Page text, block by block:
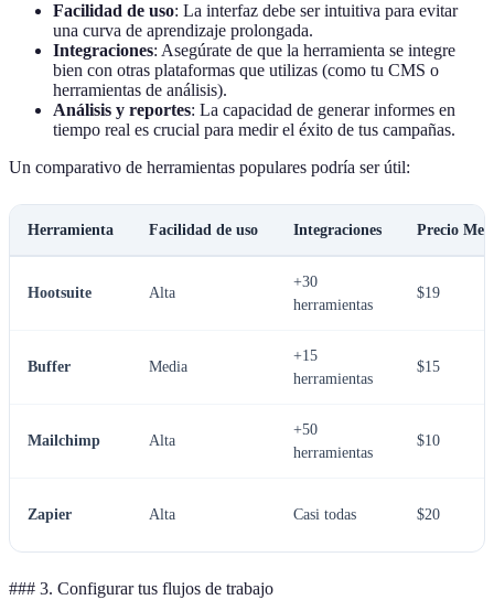
Facilidad de uso: La interfaz debe ser intuitiva para evitar
una curva de aprendizaje prolongada.
Integraciones: Asegúrate de que la herramienta se integre
bien con otras plataformas que utilizas (como tu CMS o
herramientas de análisis).
Análisis y reportes: La capacidad de generar informes en
tiempo real es crucial para medir el éxito de tus campañas.
Un comparativo de herramientas populares podría ser útil:
Herramienta Facilidad de uso Integraciones Precio
Hootsuite Alta
+30
herramientas
$19
Buffer Media
+15
herramientas
$15
Mailchimp Alta
+50
herramientas
$10
Zapier Alta Casi todas $20
### 3. Configurar tus flujos de trabajo